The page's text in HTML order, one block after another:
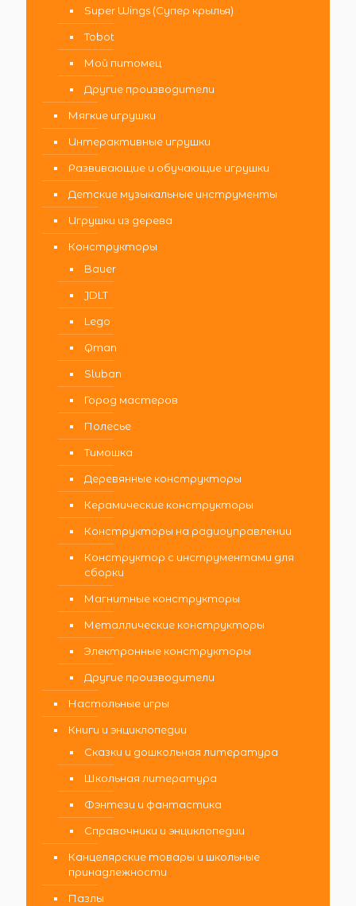
Super Wings (Супер крылья)
Tobot
Мой питомец
Другие производители
Мягкие игрушки
Интерактивные игрушки
Развивающие и обучающие игрушки
Детские музыкальные инструменты
Игрушки из дерева
Конструкторы
Bauer
JDLT
Lego
Qman
Sluban
Город мастеров
Полесье
Тимошка
Деревянные конструкторы
Керамические конструкторы
Конструкторы на радиоуправлении
Конструктор с инструментами для
сборки
Магнитные конструкторы
Металлические конструкторы
Электронные конструкторы
Другие производители
Настольные игры
Книги и энциклопедии
Сказки и дошкольная литература
Школьная литература
Фэнтези и фантастика
Справочники и энциклопедии
Канцелярские товары и школьные
принадлежности
Пазлы